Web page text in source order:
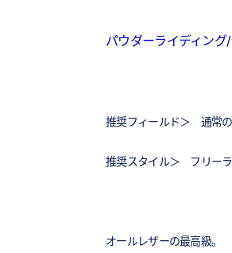
パウダーライディング
推奨フィールド＞ 通常の
推奨スタイル＞ フリーラ
オールレザーの最高級。